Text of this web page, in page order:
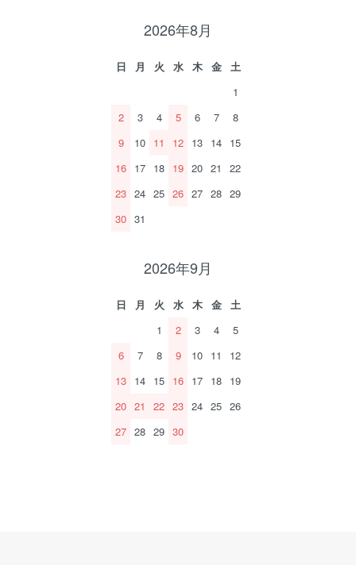
2026年8月
日 月 火 水 木 金
土
1
2
3 4 5 6 7
8
9
10 11 12 13 14 15
16 17 18 19 20 21
22
23 24 25 26 27 28 29
30 31
2026年9月
日 月 火 水 木 金
土
1
2 3 4
5
6
7 8 9 10 11
12
13 14 15 16 17 18 19
20 21 22 23 24 25 26
27 28 29 30